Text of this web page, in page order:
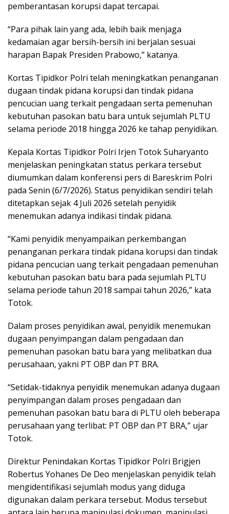
pemberantasan korupsi dapat tercapai.
“Para pihak lain yang ada, lebih baik menjaga
kedamaian agar bersih-bersih ini berjalan sesuai
harapan Bapak Presiden Prabowo,” katanya.
Kortas Tipidkor Polri telah meningkatkan penanganan
dugaan tindak pidana korupsi dan tindak pidana
pencucian uang terkait pengadaan serta pemenuhan
kebutuhan pasokan batu bara untuk sejumlah PLTU
selama periode 2018 hingga 2026 ke tahap penyidikan.
Kepala Kortas Tipidkor Polri Irjen Totok Suharyanto
menjelaskan peningkatan status perkara tersebut
diumumkan dalam konferensi pers di Bareskrim Polri
pada Senin (6/7/2026). Status penyidikan sendiri telah
ditetapkan sejak 4 Juli 2026 setelah penyidik
menemukan adanya indikasi tindak pidana.
“Kami penyidik menyampaikan perkembangan
penanganan perkara tindak pidana korupsi dan tindak
pidana pencucian uang terkait pengadaan pemenuhan
kebutuhan pasokan batu bara pada sejumlah PLTU
selama periode tahun 2018 sampai tahun 2026,” kata
Totok.
Dalam proses penyidikan awal, penyidik menemukan
dugaan penyimpangan dalam pengadaan dan
pemenuhan pasokan batu bara yang melibatkan dua
perusahaan, yakni PT OBP dan PT BRA.
“Setidak-tidaknya penyidik menemukan adanya dugaan
penyimpangan dalam proses pengadaan dan
pemenuhan pasokan batu bara di PLTU oleh beberapa
perusahaan yang terlibat: PT OBP dan PT BRA,” ujar
Totok.
Direktur Penindakan Kortas Tipidkor Polri Brigjen
Robertus Yohanes De Deo menjelaskan penyidik telah
mengidentifikasi sejumlah modus yang diduga
digunakan dalam perkara tersebut. Modus tersebut